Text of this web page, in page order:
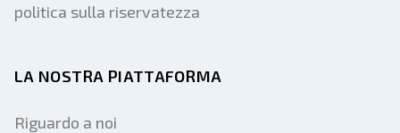
politica sulla riservatezza
LA NOSTRA PIATTAFORMA
Riguardo a noi